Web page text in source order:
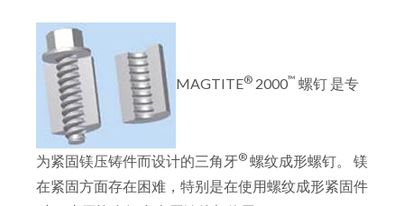
MAGTITE® 2000™ 螺钉 是专
为紧固镁压铸件而设计的三角牙® 螺纹成形螺钉。 镁
在紧固方面存在困难，特别是在使用螺纹成形紧固件